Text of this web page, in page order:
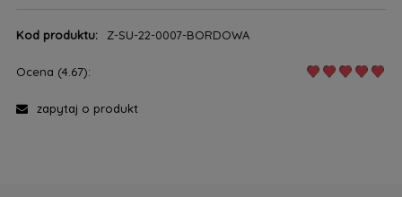
Kod produktu: Z-SU-22-0007-BORDOWA
Ocena (4.67):
zapytaj o produkt